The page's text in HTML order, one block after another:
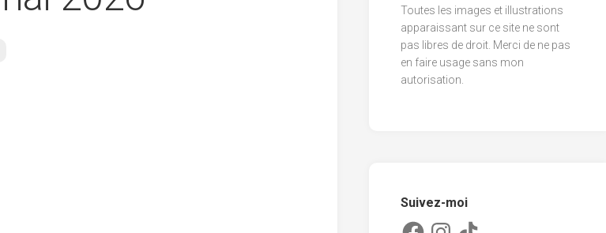
Toutes les images et illustrations
apparaissant sur ce site ne sont
pas libres de droit. Merci de ne pas
en faire usage sans mon
autorisation.
Suivez-moi
FacebookInstagram
TikTok